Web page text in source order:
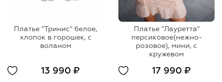
Платье "Тринис" белое,
хлопок в горошек, с
воланом
13 990 ₽
Платье "Лауретта"
персиковое(нежно-
розовое), мини, с
кружевом
17 990 ₽